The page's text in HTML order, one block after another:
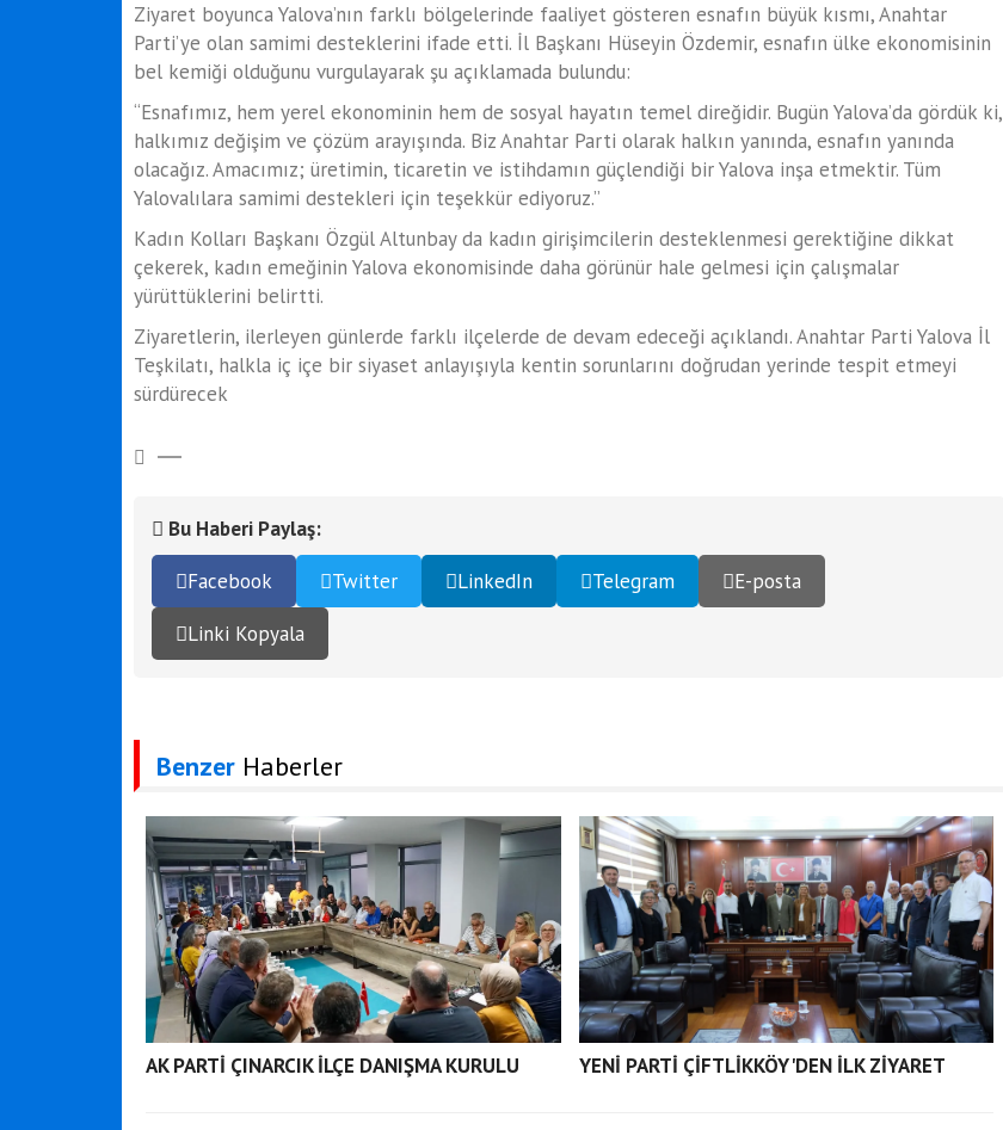
Ziyaret boyunca Yalova’nın farklı bölgelerinde faaliyet gösteren esnafın büyük kısmı, Anahtar
Parti’ye olan samimi desteklerini ifade etti. İl Başkanı Hüseyin Özdemir, esnafın ülke ekonomisinin
bel kemiği olduğunu vurgulayarak şu açıklamada bulundu:
“Esnafımız, hem yerel ekonominin hem de sosyal hayatın temel direğidir. Bugün Yalova’da gördük ki,
halkımız değişim ve çözüm arayışında. Biz Anahtar Parti olarak halkın yanında, esnafın yanında
olacağız. Amacımız; üretimin, ticaretin ve istihdamın güçlendiği bir Yalova inşa etmektir. Tüm
Yalovalılara samimi destekleri için teşekkür ediyoruz.”
Kadın Kolları Başkanı Özgül Altunbay da kadın girişimcilerin desteklenmesi gerektiğine dikkat
çekerek, kadın emeğinin Yalova ekonomisinde daha görünür hale gelmesi için çalışmalar
yürüttüklerini belirtti.
Ziyaretlerin, ilerleyen günlerde farklı ilçelerde de devam edeceği açıklandı. Anahtar Parti Yalova İl
Teşkilatı, halkla iç içe bir siyaset anlayışıyla kentin sorunlarını doğrudan yerinde tespit etmeyi
sürdürecek
Bu Haberi Paylaş:
Facebook
Twitter LinkedIn Telegram
E-posta
Linki Kopyala
Benzer Haberler
AK PARTİ ÇINARCIK İLÇE DANIŞMA KURULU YENİ PARTİ ÇİFTLİKKÖY'DEN İLK ZİYARET